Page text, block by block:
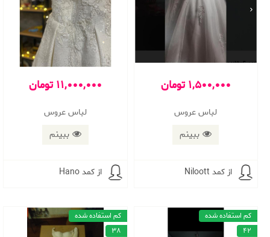
1,500,000 تومان
لباس عروس
ببینم
از کمد Niloott
11,000,000 تومان
لباس عروس
ببینم
از کمد Hano
کم استفاده شده
42
کم استفاده شده
38